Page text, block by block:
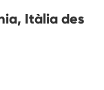
Itàlia des